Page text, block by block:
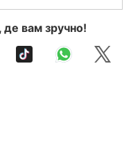
вам зручно!